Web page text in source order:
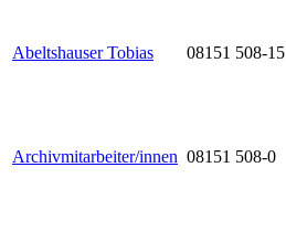
Abeltshauser Tobias 08151 508-15
Archivmitarbeiter/innen 08151 508-0